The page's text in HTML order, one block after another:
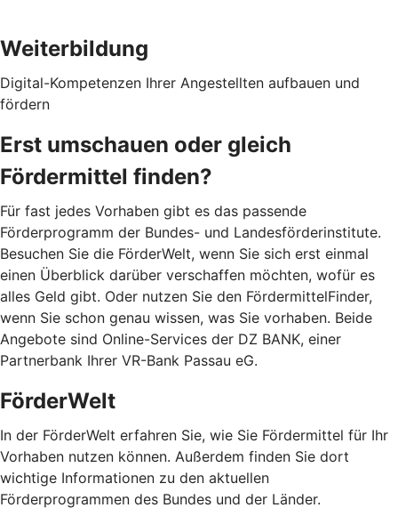
Weiterbildung
Digital-Kompetenzen Ihrer Angestellten aufbauen und
fördern
Erst umschauen oder gleich
Fördermittel finden?
Für fast jedes Vorhaben gibt es das passende
Förderprogramm der Bundes- und Landesförderinstitute.
Besuchen Sie die FörderWelt, wenn Sie sich erst einmal
einen Überblick darüber verschaffen möchten, wofür es
alles Geld gibt. Oder nutzen Sie den FördermittelFinder,
wenn Sie schon genau wissen, was Sie vorhaben. Beide
Angebote sind Online-Services der DZ BANK, einer
Partnerbank Ihrer VR-Bank Passau eG.
FörderWelt
In der FörderWelt erfahren Sie, wie Sie Fördermittel für Ihr
Vorhaben nutzen können. Außerdem finden Sie dort
wichtige Informationen zu den aktuellen
Förderprogrammen des Bundes und der Länder.